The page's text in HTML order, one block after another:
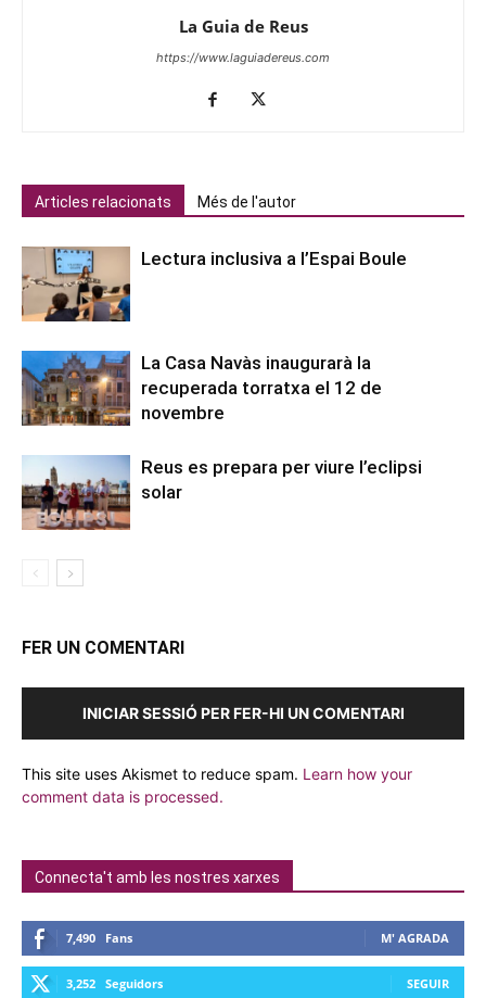
La Guia de Reus
https://www.laguiadereus.com
Articles relacionats Més de l'autor
Lectura inclusiva a l’Espai Boule
La Casa Navàs inaugurarà la
recuperada torratxa el 12 de
novembre
Reus es prepara per viure l’eclipsi
solar
FER UN COMENTARI
INICIAR SESSIÓ PER FER-HI UN COMENTARI
This site uses Akismet to reduce spam. Learn how your
comment data is processed.
Connecta't amb les nostres xarxes
7,490 Fans M' AGRADA
3,252 Seguidors SEGUIR